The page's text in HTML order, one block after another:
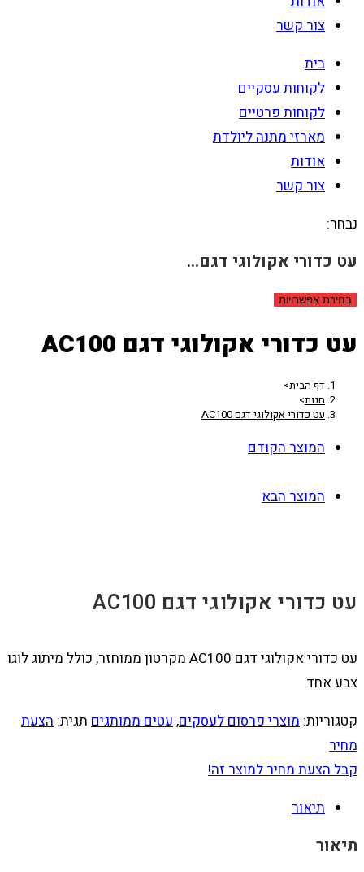
צור קשר
בית
לקוחות עסקיים
לקוחות פרטיים
מארזי מתנה ליולדת
אודות
צור קשר
נבחר:
עט כדורי אקולוגי דגם…
בחירת אפשרויות
עט כדורי אקולוגי דגם AC100
דף הבית>
חנות>
עט כדורי אקולוגי דגם AC100
המוצר הקודם
המוצר הבא
עט כדורי אקולוגי דגם AC100
עט כדורי אקולוגי דגם AC100 מקרטון ממוחזר, כולל מיתוג לוגו
צבע אחד
קטגוריות: מוצרי פרסום לעסקים, עטים ממותגים תגית: הצעת
מחיר
קבל הצעת מחיר למוצר זה!
תיאור
תיאור